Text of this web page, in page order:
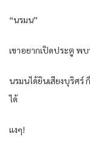
“นรมน”
เขาอยากเปิดประตู พ
นรมนได้ยินเสียงบุริศร์
ได้
แงๆ!